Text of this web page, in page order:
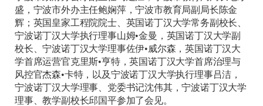
盛，宁波市外办主任鲍娴萍，宁波市教育局副局长陈金
辉；英国皇家工程院院士、英国诺丁汉大学常务副校长、
宁波诺丁汉大学执行理事山姆•金曼，英国诺丁汉大学副
校长、宁波诺丁汉大学理事佐伊•威尔森，英国诺丁汉大
学首席运营官克里斯•亨特，英国诺丁汉大学首席治理与
风控官杰森•卡特，以及宁波诺丁汉大学执行理事吕洁，
宁波诺丁汉大学理事、党委书记沈伟其，宁波诺丁汉大学
理事、教学副校长邱国平参加了会见。